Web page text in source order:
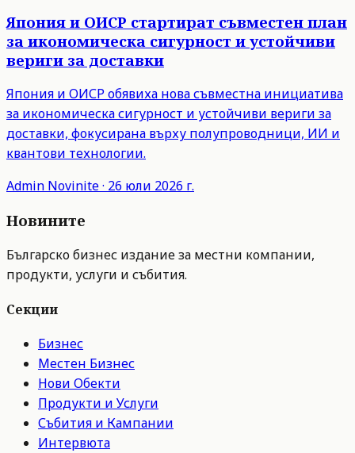
Япония и ОИСР стартират съвместен план
за икономическа сигурност и устойчиви
вериги за доставки
Япония и ОИСР обявиха нова съвместна инициатива
за икономическа сигурност и устойчиви вериги за
доставки, фокусирана върху полупроводници, ИИ и
квантови технологии.
Admin Novinite· 26 юли 2026 г.
Новините
Българско бизнес издание за местни компании,
продукти, услуги и събития.
Секции
Бизнес
Местен Бизнес
Нови Обекти
Продукти и Услуги
Събития и Кампании
Интервюта